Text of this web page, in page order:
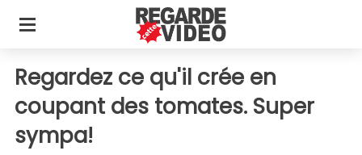
Regardez ce qu'il crée en
coupant des tomates. Super
sympa!